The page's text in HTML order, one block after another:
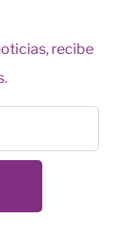
recibe